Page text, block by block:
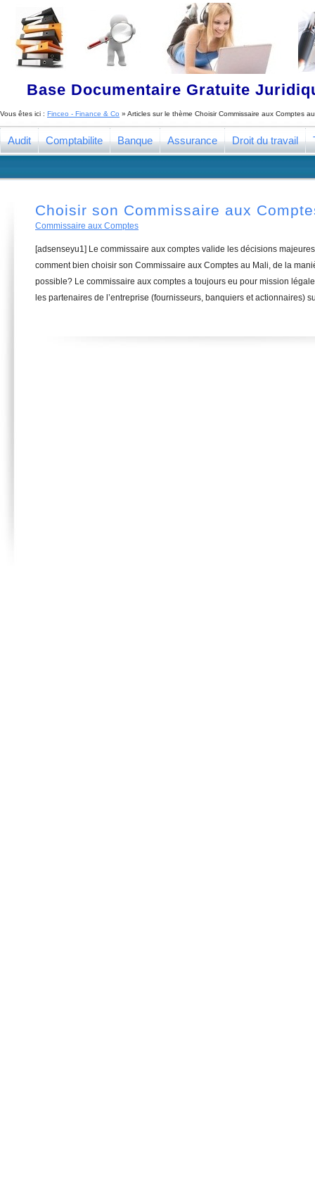
Base Documentaire Gratuite
Vous êtes ici : Finceo - Finance & Co » Articles sur le thème Choisir Commissaire aux Comptes
Audit Comptabilite Banque Assurance Droit du travail
Choisir son Commissaire aux
Commissaire aux Comptes
[adsenseyu1] Le commissaire aux comptes valide les décisions
comment bien choisir son Commissaire aux Comptes au Mali, de la
possible? Le commissaire aux comptes a toujours eu pour mission
les partenaires de l’entreprise (fournisseurs, banquiers et actionnaires)